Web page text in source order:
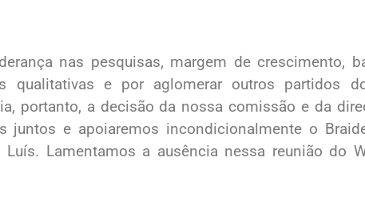
nas pesquisas, margem de crescimento,
qualitativas e por aglomerar outros partidos
portanto, a decisão da nossa comissão e da
juntos e apoiaremos incondicionalmente o
Lamentamos a ausência nessa reunião do